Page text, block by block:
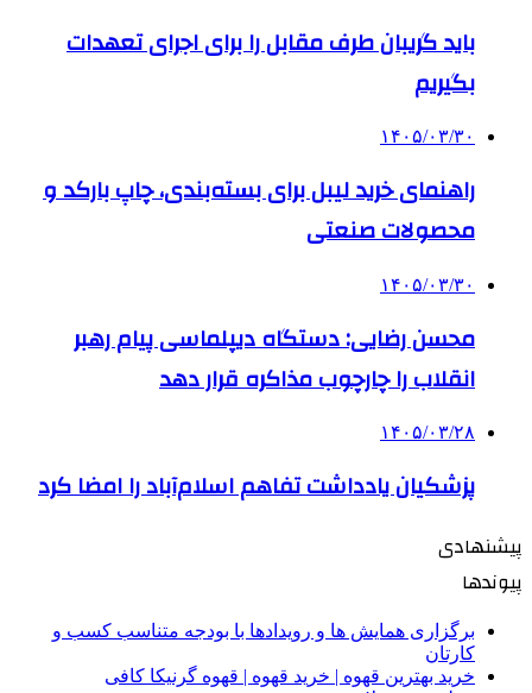
باید گریبان طرف مقابل را برای اجرای تعهدات
بگیریم
۱۴۰۵/۰۳/۳۰
راهنمای خرید لیبل برای بسته‌بندی، چاپ بارکد و
محصولات صنعتی
۱۴۰۵/۰۳/۳۰
محسن رضایی: دستگاه دیپلماسی پیام رهبر
انقلاب را چارچوب مذاکره قرار دهد
۱۴۰۵/۰۳/۲۸
پزشکیان یادداشت تفاهم اسلام‌آباد را امضا کرد
پیشنهادی
پیوندها
برگزاری همایش ها و رویدادها با بودجه متناسب کسب و
کارتان
خرید بهترین قهوه | خرید قهوه | قهوه گرنیکا کافی